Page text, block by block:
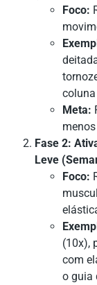
Foco:
Meta:
Fase 2:
Leve
Foco:
(10x),
com
o guia